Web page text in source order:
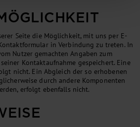
Seite die Möglichkeit, mit uns per E-
in Verbindung zu treten. In
Nutzer gemachten Angaben zum
Kontaktaufnahme gespeichert. Eine
nicht. Ein Abgleich der so erhobenen
durch andere Komponenten
erfolgt ebenfalls nicht.